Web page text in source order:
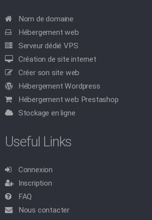
Nom de domaine
Hébergement web
Serveur dédié VPS
Création de site internet
Créer son site web
Hébergement Wordpress
Hébergement web Prestashop
Stockage en ligne
Useful Links
Connexion
Inscription
FAQ
Nous contacter